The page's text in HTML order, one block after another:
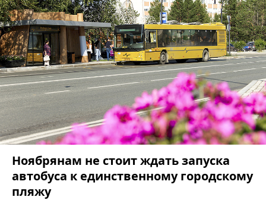
Ноябрянам не стоит ждать запуска
автобуса к единственному городскому
пляжу